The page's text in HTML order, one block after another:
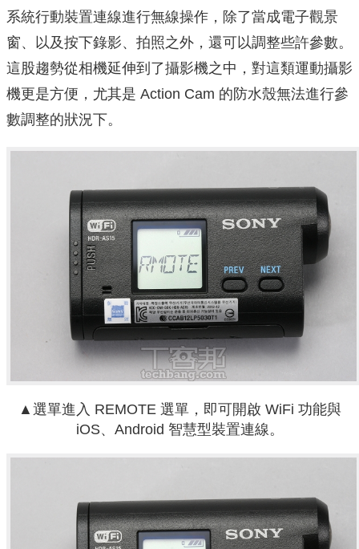
系統行動裝置連線進行無線操作，除了當成電子觀景
窗、以及按下錄影、拍照之外，還可以調整些許參數。
這股趨勢從相機延伸到了攝影機之中，對這類運動攝影
機更是方便，尤其是 Action Cam 的防水殼無法進行參
數調整的狀況下。
▲選單進入 REMOTE 選單，即可開啟 WiFi 功能與
iOS、Android 智慧型裝置連線。